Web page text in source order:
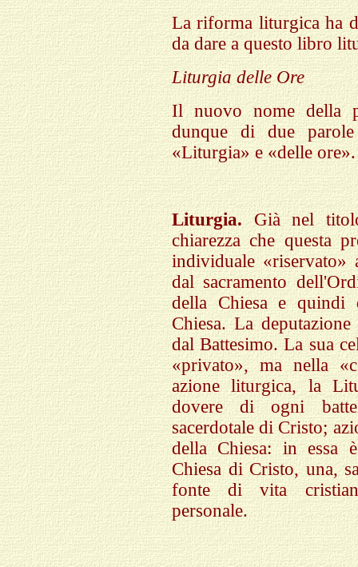
La riforma liturgica ha
da dare a questo libro
Liturgia delle Ore
Il nuovo nome della
dunque di due
«Liturgia» e «delle ore».
Liturgia. Già nel
chiarezza che questa
individuale «riservato»
dal sacramento
della Chiesa e
Chiesa. La
dal Battesimo. La sua
«privato», ma nella
azione liturgica, la
dovere di ogni
sacerdotale di Cristo;
della Chiesa: in essa
Chiesa di Cristo, una,
fonte di vita
personale.